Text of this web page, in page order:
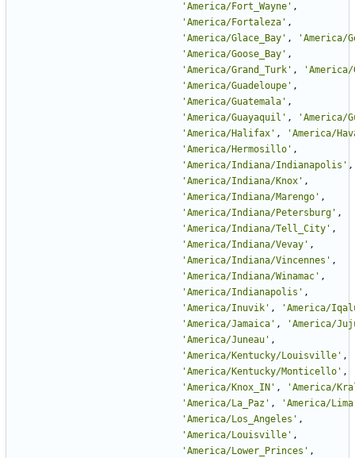
'America/Fort_Wayne ' ,
'America/Fortaleza ' ,
'America/Glace_Bay ' , 'America/
'America/Goose_Bay ' ,
'America/Grand_Turk ' , 'America/
'America/Guadeloupe ' ,
'America/Guatemala ' ,
'America/Guayaquil ' , 'America/
'America/Halifax ' , 'America/
'America/Hermosillo ' ,
'America/Indiana/Indianapolis ' ,
'America/Indiana/Knox ' ,
'America/Indiana/Marengo ' ,
'America/Indiana/Petersburg ' ,
'America/Indiana/Tell_City ' ,
'America/Indiana/Vevay ' ,
'America/Indiana/Vincennes ' ,
'America/Indiana/Winamac ' ,
'America/Indianapolis ' ,
'America/Inuvik ' , 'America/
'America/Jamaica ' , 'America/
'America/Juneau ' ,
'America/Kentucky/Louisville ' ,
'America/Kentucky/Monticello ' ,
'America/Knox_IN ' , 'America/
'America/La_Paz ' , 'America/Lima
'America/Los_Angeles ' ,
'America/Louisville ' ,
'America/Lower_Princes ' ,